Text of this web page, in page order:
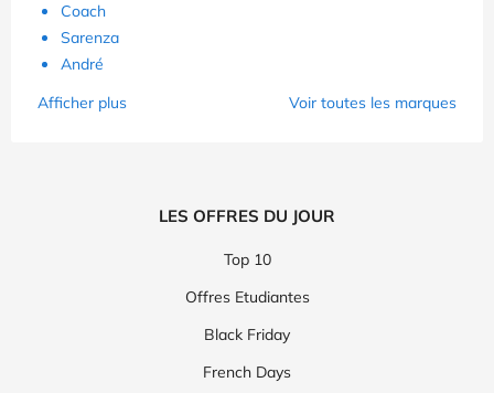
Coach
Sarenza
André
Afficher plus
Voir toutes les marques
LES OFFRES DU JOUR
Top 10
Offres Etudiantes
Black Friday
French Days